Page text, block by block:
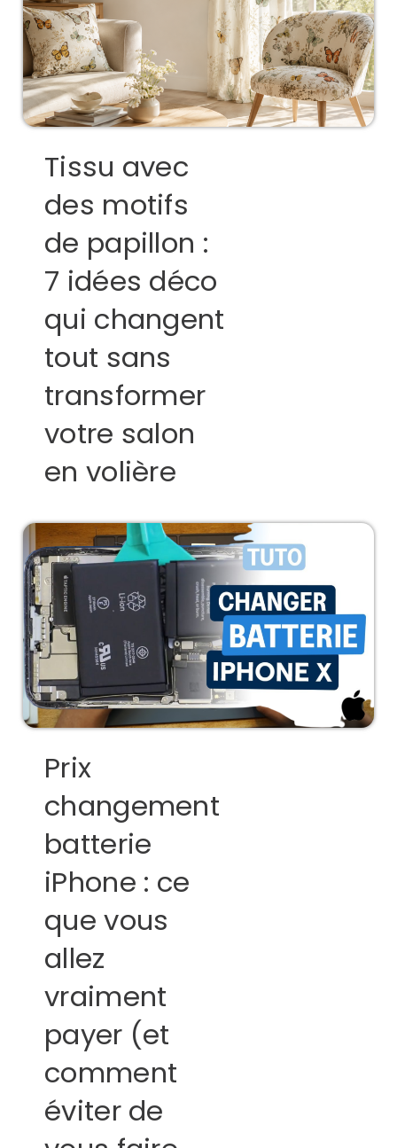
Tissu avec
des motifs
de papillon :
7 idées déco
qui changent
tout sans
transformer
votre salon
en volière
Prix
changement
batterie
iPhone : ce
que vous
allez
vraiment
payer (et
comment
éviter de